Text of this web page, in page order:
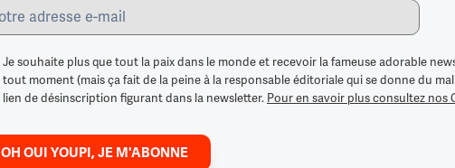
Je souhaite plus que tout la paix dans le monde et recevoir la fameuse adorable
tout moment (mais ça fait de la peine à la responsable éditoriale qui se donne du
lien de désinscription figurant dans la newsletter. Pour en savoir plus consultez nos
OH OUI YOUPI, JE M'ABONNE